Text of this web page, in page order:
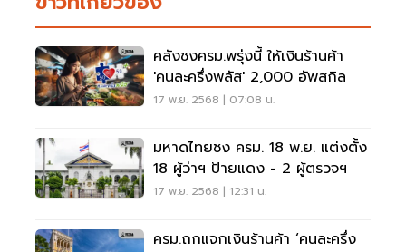
คลังชงครม.พรุ่งนี้ ให้เงินร้านค้า
'คนละครึ่งพลัส' 2,000 อัพสกิล
17 พ.ย. 2568 | 07:08 น.
มหาดไทยชง ครม. 18 พ.ย. แต่งตั้ง
18 ผู้ว่าฯ ป้ายแดง - 2 ผู้ตรวจฯ
17 พ.ย. 2568 | 12:31 น.
ครม.ถกแจกเงินร้านค้า ‘คนละครึ่ง